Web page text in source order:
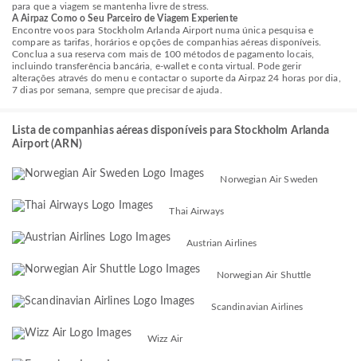
para que a viagem se mantenha livre de stress.
A Airpaz Como o Seu Parceiro de Viagem Experiente
Encontre voos para Stockholm Arlanda Airport numa única pesquisa e
compare as tarifas, horários e opções de companhias aéreas disponíveis.
Conclua a sua reserva com mais de 100 métodos de pagamento locais,
incluindo transferência bancária, e-wallet e conta virtual. Pode gerir
alterações através do menu e contactar o suporte da Airpaz 24 horas por dia,
7 dias por semana, sempre que precisar de ajuda.
Lista de companhias aéreas disponíveis para Stockholm Arlanda
Airport (ARN)
Norwegian Air Sweden
Thai Airways
Austrian Airlines
Norwegian Air Shuttle
Scandinavian Airlines
Wizz Air